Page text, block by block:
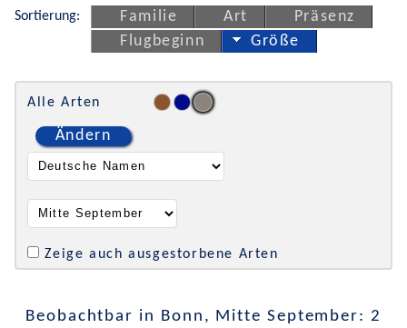
Sortierung: Familie Art
Präsenz
Flugbeginn
Größe
Alle Arten
Ändern
Zeige auch ausgestorbene Arten
Beobachtbar in Bonn, Mitte September: 2